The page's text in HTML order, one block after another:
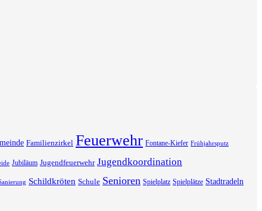
Familienzirkel Feuerwehr Fontane-Kiefer Frühjahrsputz
Jubiläum Jugendfeuerwehr Jugendkoordination
Schildkröten Schule Senioren Spielplatz Spielplätze Stadtradeln